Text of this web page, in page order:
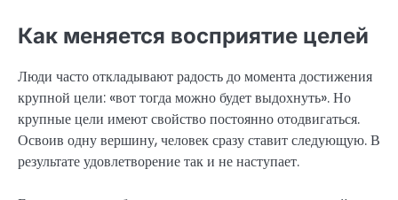
Как меняется восприятие целей
Люди часто откладывают радость до момента достижения
крупной цели: «вот тогда можно будет выдохнуть». Но
крупные цели имеют свойство постоянно отодвигаться.
Освоив одну вершину, человек сразу ставит следующую. В
результате удовлетворение так и не наступает.